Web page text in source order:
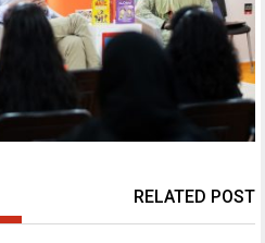
RELATED POST